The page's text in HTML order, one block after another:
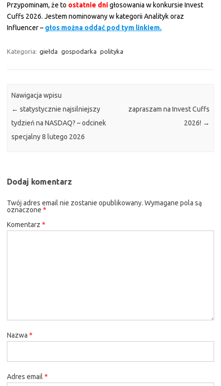
Przypominam, że to ostatnie dnigłosowania w konkursie Invest
Cuffs 2026. Jestem nominowany w kategorii Analityk oraz
Influencer – głos można oddać pod tym linkiem.
Kategoria: giełda gospodarka polityka
Nawigacja wpisu
← statystycznie najsilniejszy
tydzień na NASDAQ? – odcinek
specjalny 8 lutego 2026
zapraszam na Invest Cuffs
2026! →
Dodaj komentarz
Twój adres email nie zostanie opublikowany. Wymagane pola są
oznaczone *
Komentarz *
Nazwa *
Adres email *